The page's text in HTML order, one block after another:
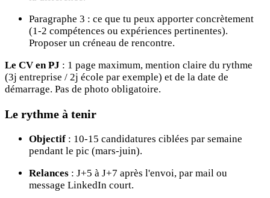
Paragraphe 3 : ce que tu peux apporter concrètement
(1-2 compétences ou expériences pertinentes).
Proposer un créneau de rencontre.
Le CV en PJ : 1 page maximum, mention claire du rythme
(3j entreprise / 2j école par exemple) et de la date de
démarrage. Pas de photo obligatoire.
Le rythme à tenir
Objectif : 10-15 candidatures ciblées par semaine
pendant le pic (mars-juin).
Relances : J+5 à J+7 après l'envoi, par mail ou
message LinkedIn court.